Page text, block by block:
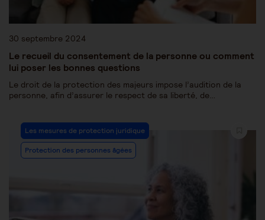
30 septembre 2024
Le recueil du consentement de la personne ou comment
lui poser les bonnes questions
Le droit de la protection des majeurs impose l’audition de la
personne, afin d’assurer le respect de sa liberté, de…
Les mesures de protection juridique
Protection des personnes âgées